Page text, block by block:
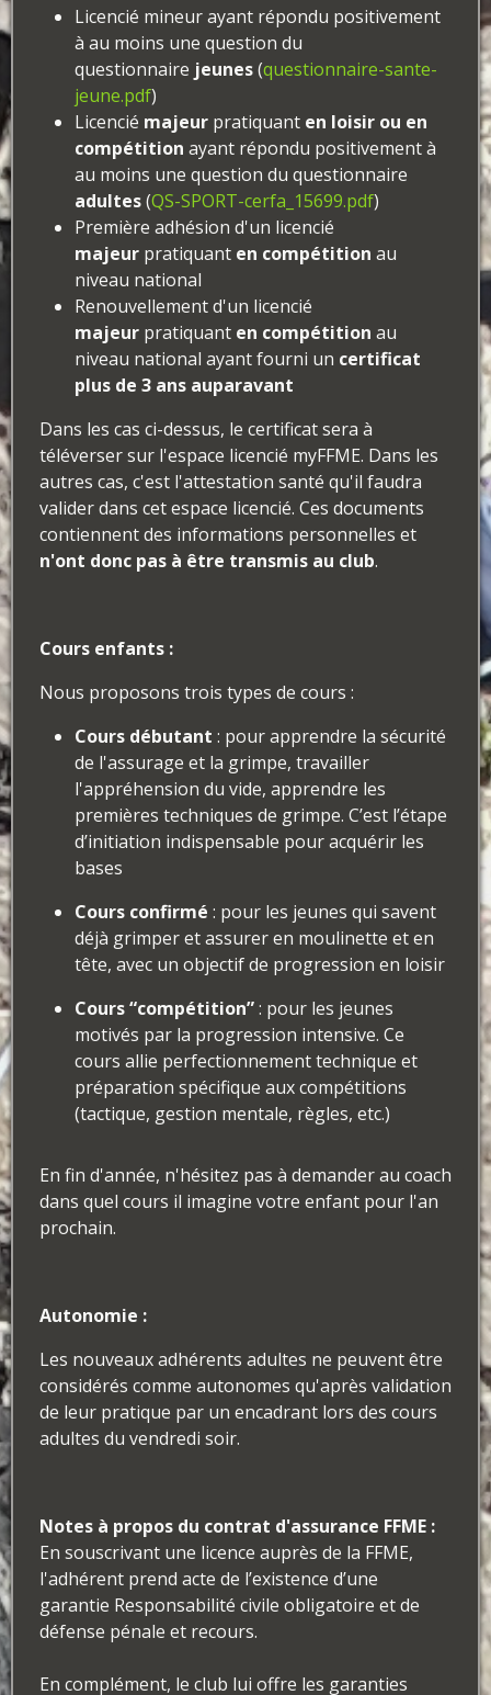
Licencié mineur ayant répondu positivement
à au moins une question du
questionnaire jeunes(questionnaire-sante-
jeune.pdf)
Licencié majeur pratiquant en loisir ou en
compétition ayant répondu positivement à
au moins une question du questionnaire
adultes(QS-SPORT-cerfa_15699.pdf)
Première adhésion d'un licencié
majeur pratiquant en compétition au
niveau national
Renouvellement d'un licencié
majeur pratiquant en compétition au
niveau national ayant fourni un certificat
plus de 3 ans auparavant
Dans les cas ci-dessus, le certificat sera à
téléverser sur l'espace licencié myFFME. Dans les
autres cas, c'est l'attestation santé qu'il faudra
valider dans cet espace licencié. Ces documents
contiennent des informations personnelles et
n'ont donc pas à être transmis au club.
Cours enfants :
Nous proposons trois types de cours :
Cours débutant : pour apprendre la sécurité
de l'assurage et la grimpe, travailler
l'appréhension du vide, apprendre les
premières techniques de grimpe. C’est l’étape
d’initiation indispensable pour acquérir les
bases
Cours confirmé : pour les jeunes qui savent
déjà grimper et assurer en moulinette et en
tête, avec un objectif de progression en loisir
Cours “compétition”: pour les jeunes
motivés par la progression intensive. Ce
cours allie perfectionnement technique et
préparation spécifique aux compétitions
(tactique, gestion mentale, règles, etc.)
En fin d'année, n'hésitez pas à demander au coach
dans quel cours il imagine votre enfant pour l'an
prochain.
Autonomie :
Les nouveaux adhérents adultes ne peuvent être
considérés comme autonomes qu'après validation
de leur pratique par un encadrant lors des cours
adultes du vendredi soir.
Notes à propos du contrat d'assurance FFME :
En souscrivant une licence auprès de la FFME,
l'adhérent prend acte de l’existence d’une
garantie Responsabilité civile obligatoire et de
défense pénale et recours.
En complément, le club lui offre les garanties